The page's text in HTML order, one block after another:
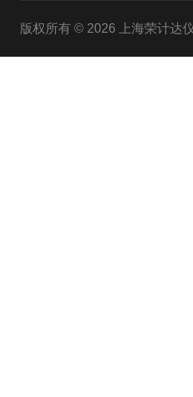
版权所有 © 2026 上海荣计达